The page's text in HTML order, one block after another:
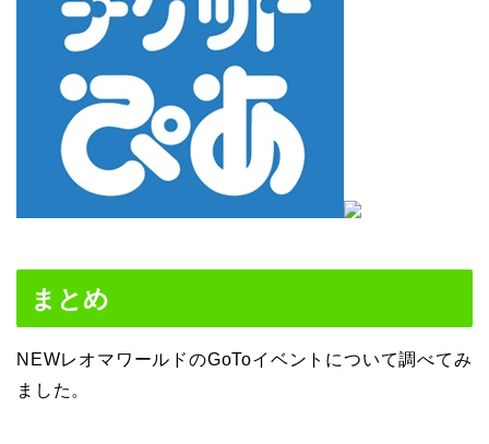
まとめ
NEWレオマワールドのGoToイベントについて調べてみ
ました。